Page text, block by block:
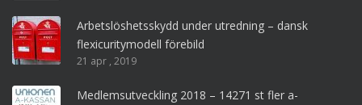
Arbetslöshetsskydd under utredning – dansk
flexicuritymodell förebild
21 apr , 2019
Medlemsutveckling 2018 – 14271 st fler a-